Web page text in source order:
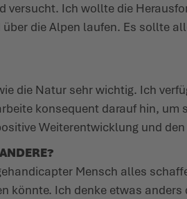
Ich wollte die
die Alpen laufen. Es sollte
die Natur sehr wichtig. Ich
konsequent darauf hin, um
Weiterentwicklung und
Mensch alles
Ich denke etwas anders